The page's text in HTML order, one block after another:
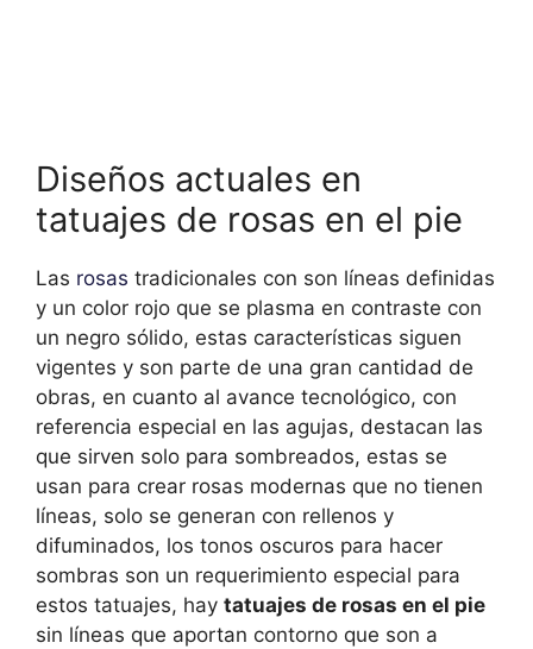
Diseños actuales en
tatuajes de rosas en el pie
Las rosas tradicionales con son líneas definidas
y un color rojo que se plasma en contraste con
un negro sólido, estas características siguen
vigentes y son parte de una gran cantidad de
obras, en cuanto al avance tecnológico, con
referencia especial en las agujas, destacan las
que sirven solo para sombreados, estas se
usan para crear rosas modernas que no tienen
líneas, solo se generan con rellenos y
difuminados, los tonos oscuros para hacer
sombras son un requerimiento especial para
estos tatuajes, hay tatuajes de rosas en el pie
sin líneas que aportan contorno que son a